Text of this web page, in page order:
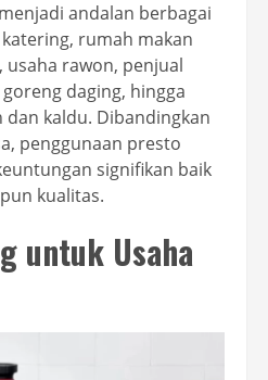
andalan berbagai
rumah makan
rawon, penjual
daging, hingga
kaldu. Dibandingkan
penggunaan presto
signifikan baik
kualitas.
untuk Usaha